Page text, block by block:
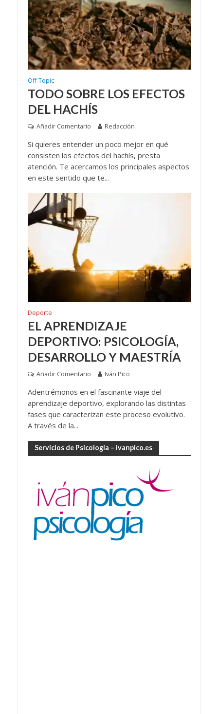
Off-Topic
TODO SOBRE LOS EFECTOS
DEL HACHÍS
Añadir Comentario Redacción
Si quieres entender un poco mejor en qué
consisten los efectos del hachís, presta
atención. Te acercamos los principales aspectos
en este sentido que te...
Deporte
EL APRENDIZAJE
DEPORTIVO: PSICOLOGÍA,
DESARROLLO Y MAESTRÍA
Añadir Comentario Iván Pico
Adentrémonos en el fascinante viaje del
aprendizaje deportivo, explorando las distintas
fases que caracterizan este proceso evolutivo.
A través de la...
Servicios de Psicología – ivanpico.es